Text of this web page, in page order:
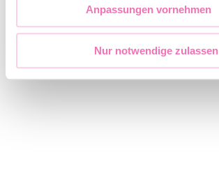
Anpassungen vornehmen
Nur notwendige zulassen